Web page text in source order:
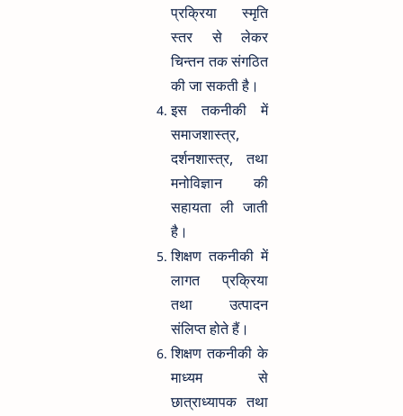
प्रक्रिया स्मृति
स्तर से लेकर
चिन्तन तक संगठित
की जा सकती है।
इस तकनीकी में
समाजशास्त्र,
दर्शनशास्त्र, तथा
मनोविज्ञान की
सहायता ली जाती
है।
शिक्षण तकनीकी में
लागत प्रक्रिया
तथा उत्पादन
संलिप्त होते हैं।
शिक्षण तकनीकी के
माध्यम से
छात्राध्यापक तथा